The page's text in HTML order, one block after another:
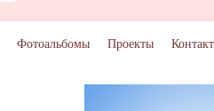
Фотоальбомы Проекты